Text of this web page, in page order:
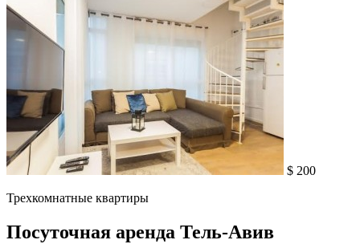
$ 200
Трехкомнатные квартиры
Посуточная аренда Тель-Авив